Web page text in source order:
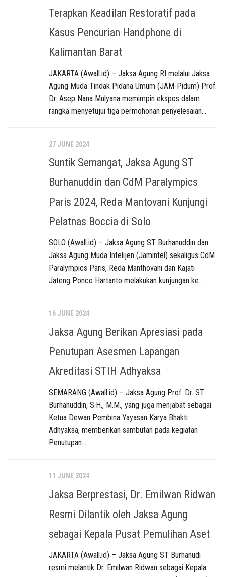
Terapkan Keadilan Restoratif pada
Kasus Pencurian Handphone di
Kalimantan Barat
JAKARTA (Awall.id) – Jaksa Agung RI melalui Jaksa
Agung Muda Tindak Pidana Umum (JAM-Pidum) Prof.
Dr. Asep Nana Mulyana memimpin ekspos dalam
rangka menyetujui tiga permohonan penyelesaian...
27 JUNE 2024
Suntik Semangat, Jaksa Agung ST
Burhanuddin dan CdM Paralympics
Paris 2024, Reda Mantovani Kunjungi
Pelatnas Boccia di Solo
SOLO (Awall.id) – Jaksa Agung ST Burhanuddin dan
Jaksa Agung Muda Intelijen (Jamintel) sekaligus CdM
Paralympics Paris, Reda Manthovani dan Kajati
Jateng Ponco Hartanto melakukan kunjungan ke...
16 JUNE 2024
Jaksa Agung Berikan Apresiasi pada
Penutupan Asesmen Lapangan
Akreditasi STIH Adhyaksa
SEMARANG (Awall.id) – Jaksa Agung Prof. Dr. ST
Burhanuddin, S.H., M.M., yang juga menjabat sebagai
Ketua Dewan Pembina Yayasan Karya Bhakti
Adhyaksa, memberikan sambutan pada kegiatan
Penutupan...
11 JUNE 2024
Jaksa Berprestasi, Dr. Emilwan Ridwan
Resmi Dilantik oleh Jaksa Agung
sebagai Kepala Pusat Pemulihan Aset
JAKARTA (Awall.id) – Jaksa Agung ST Burhanudi
resmi melantik Dr. Emilwan Ridwan sebagai Kepala